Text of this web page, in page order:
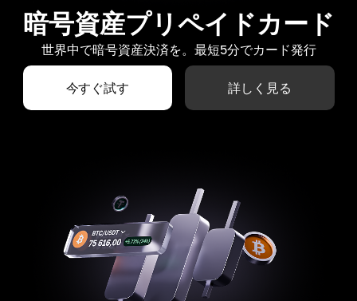
暗号資産プリペイドカード
世界中で暗号資産決済を。最短5分でカード発行
今すぐ試す 詳しく見る